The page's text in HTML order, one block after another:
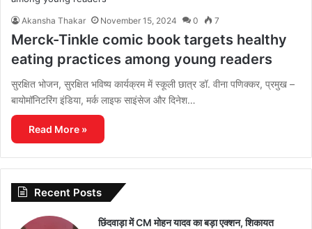
Akansha Thakar November 15, 2024 0 7
Merck-Tinkle comic book targets healthy
eating practices among young readers
सुरक्षित भोजन, सुरक्षित भविष्य कार्यक्रम में स्कूली छात्र डॉ. वीना पणिक्कर, प्रमुख –
बायोमॉनिटरिंग इंडिया, मर्क लाइफ साइंसेज और दिनेश…
Read More »
Recent Posts
छिंदवाड़ा में CM मोहन यादव का बड़ा एक्शन, शिकायत